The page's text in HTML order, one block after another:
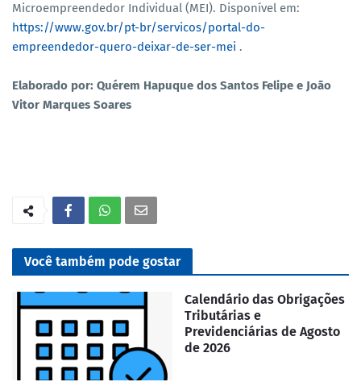
Microempreendedor Individual (MEI). Disponível em:
https://www.gov.br/pt-br/servicos/portal-do-
empreendedor-quero-deixar-de-ser-mei .
Elaborado por: Quérem Hapuque dos Santos Felipe e João
Vitor Marques Soares
Você também pode gostar
Calendário das Obrigações
Tributárias e
Previdenciárias de Agosto
de 2026